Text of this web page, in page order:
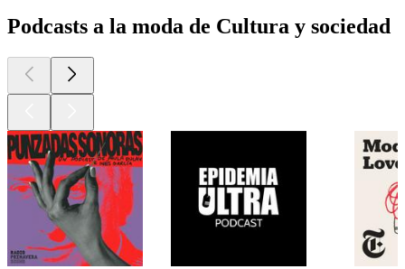
Podcasts a la moda de Cultura y sociedad